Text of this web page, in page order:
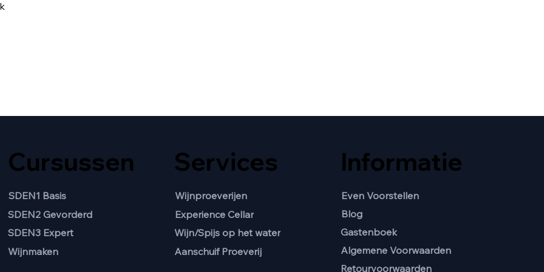
Cursussen
SDEN1 Basis
SDEN2 Gevorderd
SDEN3 Expert
Wijnmaken
Services
Wijnproeverijen
Experience Cellar
Wijn/Spijs op het water
Aanschuif Proeverij
Informatie
Even Voorstellen
Blog
Gastenboek
Algemene Voorwaarden
Retourvoorwaarden